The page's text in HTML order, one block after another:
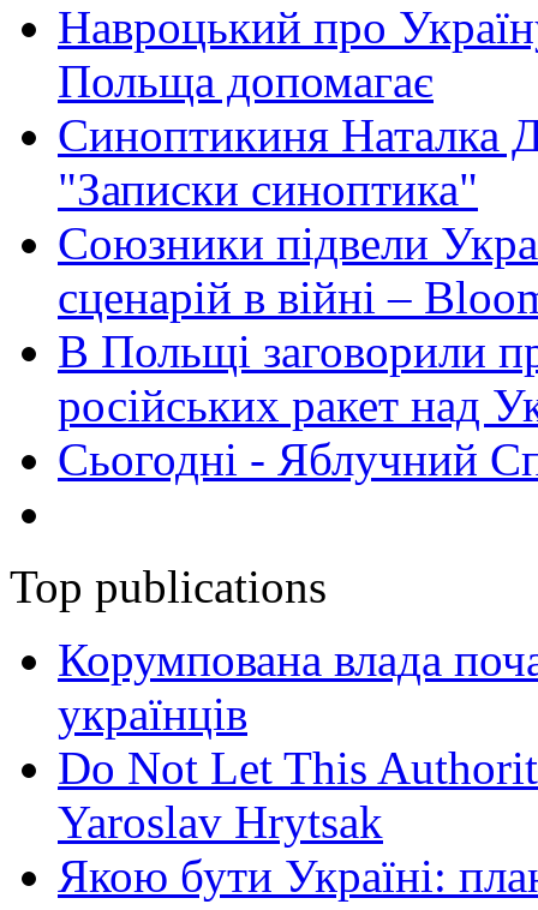
Навроцький про
Польща допомагає
Синоптикиня Наталка
"Записки синоптика"
Союзники підвели
сценарій в війні –
В Польщі заговорили
російських ракет над
Сьогодні - Яблучний
Top publications
Корумпована влада
українців
Do Not Let This
Yaroslav Hrytsak
Якою бути Україні: